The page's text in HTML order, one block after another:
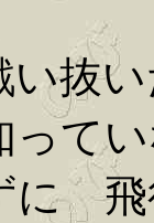
抜い
てい
飛